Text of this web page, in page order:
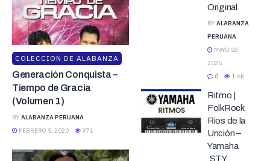
COLECCION DE ALABANZA
Generación Conquista –
Tiempo de Gracia
(Volumen 1)
BY ALABANZA PERUANA
FEBRERO 5, 2020
371
Original
BY ALABANZA
PERUANA
MAYO 18,
2025
0
1.6K
Ritmo |
FolkRock
Rios de la
Unción –
Yamaha
.STY